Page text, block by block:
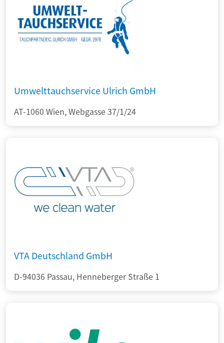
Umwelttauchservice Ulrich GmbH
AT-1060 Wien, Webgasse 37/1/24
VTA Deutschland GmbH
D-94036 Passau, Henneberger Straße 1